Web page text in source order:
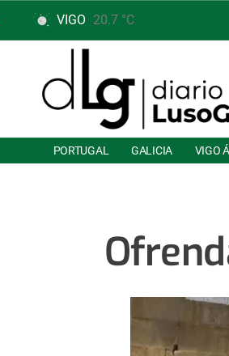
VIGO 20.7 °C
PORTUGAL GALICIA VIGO